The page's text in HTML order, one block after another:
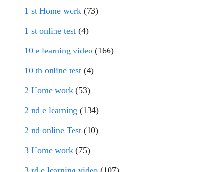
1 st Home work (73)
1 st online test (4)
10 e learning video (166)
10 th online test (4)
2 Home work (53)
2 nd e learning (134)
2 nd online Test (10)
3 Home work (75)
3 rd e learning video (107)